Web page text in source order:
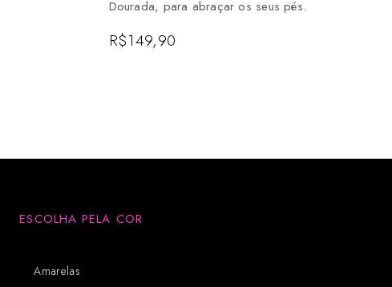
Dourada, para abraçar os seus pés.
R$149,90
ESCOLHA PELA COR
Amarelas